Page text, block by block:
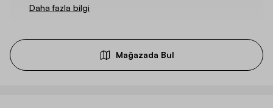
Daha fazla bilgi
Mağazada Bul